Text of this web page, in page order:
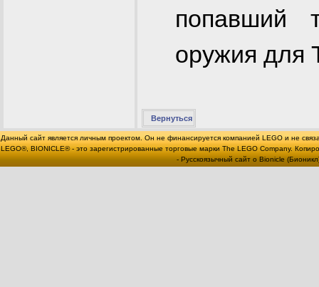
попавший
оружия для
Вернуться
Данный сайт является личным проектом. Он не финансируется компанией LEGO и не
LEGO®, BIONICLE® - это зарегистрированные торговые марки The LEGO Company.
- Русскоязычный сайт о Bionicle